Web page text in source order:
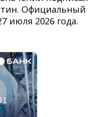
Официальный
июля 2026 года.